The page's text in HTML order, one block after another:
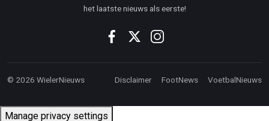
het laatste nieuws als eerste!
© 2026 WielerNieuws Disclaimer FootNews VoetbalNieuws
Manage privacy settings